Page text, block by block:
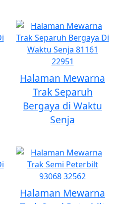
Halaman Mewarna
Trak Separuh
Bergaya di Waktu
Senja
Halaman Mewarna